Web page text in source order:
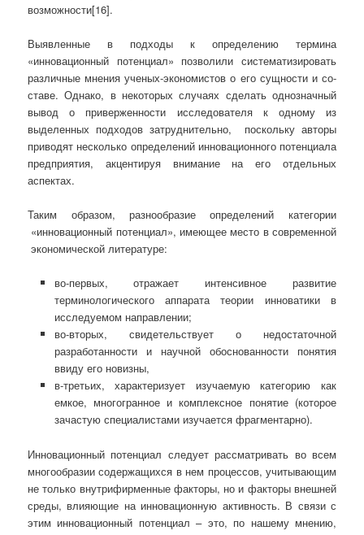
возможности[16].
Выявленные в подходы к определению тер­мина
«инновационный потенциал» позво­лили систематизировать
различные мнения ученых-экономистов о его сущности и со­
ставе. Однако, в некоторых случаях сде­лать однозначный
вывод о приверженно­сти исследователя к одному из
выделенных подходов затруднительно, поскольку авторы
приводят несколько определений инновационного потенциала
предприятия, акцентируя внимание на его отдельных
аспектах.
Таким образом, разнообразие опре­делений категории
«инновационный потенциал», имеющее место в современной
экономической литературе:
во-первых, отражает интенсивное развитие
терминологического аппарата теории инноватики в
исследуемом на­правлении;
во-вторых, свидетельствует о не­достаточной
разработанности и научной обоснованности понятия
ввиду его новиз­ны,
в-третьих, характеризует изучаемую категорию как
емкое, многогранное и комплексное понятие (которое
зачастую специалистами изучается фрагментарно).
Инновационный потенциал следует рассматривать во всем
многообразии содержащихся в нем процессов, учитывающим
не только внутрифирменные факторы, но и факторы внешней
среды, влияющие на инновационную активность. В связи с
этим инновационный потенциал – это, по нашему мнению,